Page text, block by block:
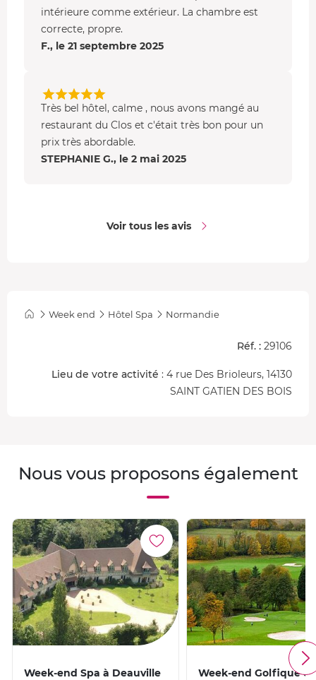
intérieure comme extérieur. La chambre est
correcte, propre.
F., le 21 septembre 2025
Très bel hôtel, calme , nous avons mangé au
restaurant du Clos et c'était très bon pour un
prix très abordable.
STEPHANIE G., le 2 mai 2025
Voir tous les avis
Week end Hôtel Spa Normandie
Réf. : 29106
Lieu de votre activité : 4 rue Des Brioleurs, 14130
SAINT GATIEN DES BOIS
Nous vous proposons également
Week-end Spa à Deauville
Week-end Golfique et